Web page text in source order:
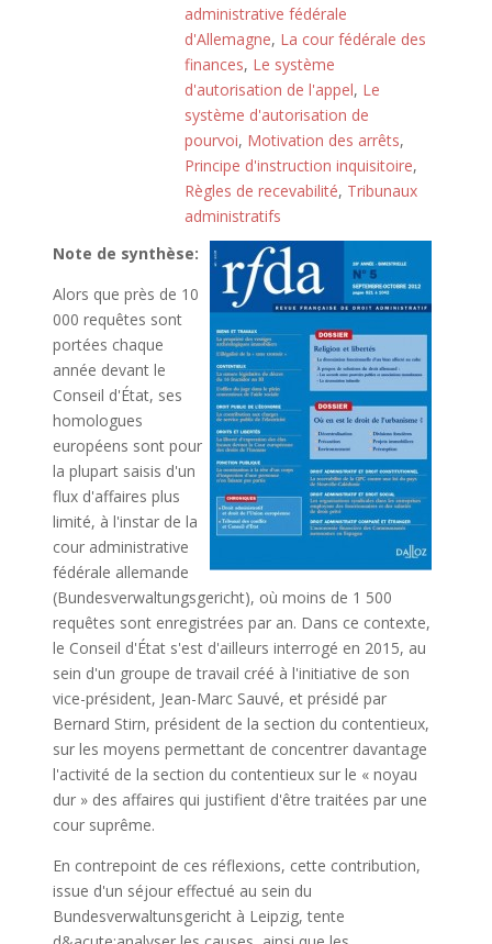
administrative fédérale
d'Allemagne, La cour fédérale des
finances, Le système
d'autorisation de l'appel, Le
système d'autorisation de
pourvoi, Motivation des arrêts,
Principe d'instruction inquisitoire,
Règles de recevabilité, Tribunaux
administratifs
Note de synthèse:
Alors que près de 10
000 requêtes sont
portées chaque
année devant le
Conseil d'État, ses
homologues
européens sont pour
la plupart saisis d'un
flux d'affaires plus
limité, à l'instar de la
cour administrative
fédérale allemande
(Bundesverwaltungsgericht), où moins de 1 500
requêtes sont enregistrées par an. Dans ce contexte,
le Conseil d'État s'est d'ailleurs interrogé en 2015, au
sein d'un groupe de travail créé à l'initiative de son
vice-président, Jean-Marc Sauvé, et présidé par
Bernard Stirn, président de la section du contentieux,
sur les moyens permettant de concentrer davantage
l'activité de la section du contentieux sur le « noyau
dur » des affaires qui justifient d'être traitées par une
cour suprême.
En contrepoint de ces réflexions, cette contribution,
issue d'un séjour effectué au sein du
Bundesverwaltunsgericht à Leipzig, tente